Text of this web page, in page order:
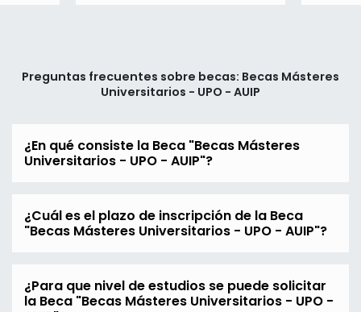
Preguntas frecuentes sobre becas: Becas Másteres
Universitarios - UPO - AUIP
¿En qué consiste la Beca "Becas Másteres
Universitarios - UPO - AUIP"?
¿Cuál es el plazo de inscripción de la Beca
"Becas Másteres Universitarios - UPO - AUIP"?
¿Para que nivel de estudios se puede solicitar
la Beca "Becas Másteres Universitarios - UPO -